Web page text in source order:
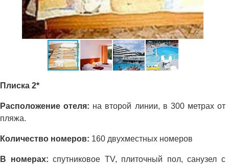
Плиска 2*
Расположение отеля: на второй линии, в 300 метрах от
пляжа.
Количество номеров: 160 двухместных номеров
В номерах:cпyтниковое TV, плиточный пол, санузел с